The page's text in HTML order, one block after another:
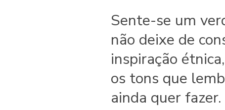
Sente-se um
não deixe de
inspiração
os tons que
ainda quer fazer.